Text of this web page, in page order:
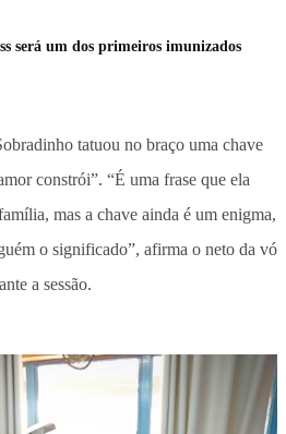
será um dos primeiros imunizados
tatuou no braço uma chave
constrói”. “É uma frase que ela
mas a chave ainda é um enigma,
o significado”, afirma o neto da vó
a sessão.